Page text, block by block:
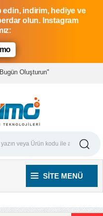
edin, indirim, hediye ve
olun. Instagram
Oluşturun"
SITE MENÜ